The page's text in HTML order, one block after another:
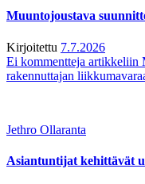
Muuntojoustava
Kirjoitettu 7.7.2026
Ei kommentteja artikkeliin
rakennuttajan
Jethro Ollaranta
Asiantuntijat kehittävät